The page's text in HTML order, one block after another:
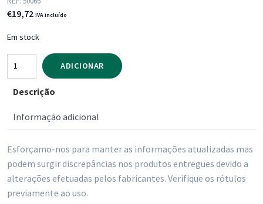
€19,72 IVA incluído
Em stock
Quantidade
de
Gin
ADICIONAR
Descrição
Informação adicional
Esforçamo-nos para manter as informações atualizadas mas
podem surgir discrepâncias nos produtos entregues devido a
alterações efetuadas pelos fabricantes. Verifique os rótulos
previamente ao uso.